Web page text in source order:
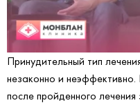
Принудительный тип
незаконно и
после пройденного лечения